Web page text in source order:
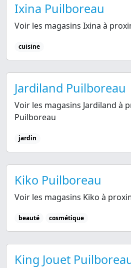
Ixina Puilboreau
Voir les magasins Ixina à
cuisine
Jardiland Puilboreau
Voir les magasins Jardiland à
Puilboreau
jardin
Kiko Puilboreau
Voir les magasins Kiko à
beauté cosmétique
King Jouet